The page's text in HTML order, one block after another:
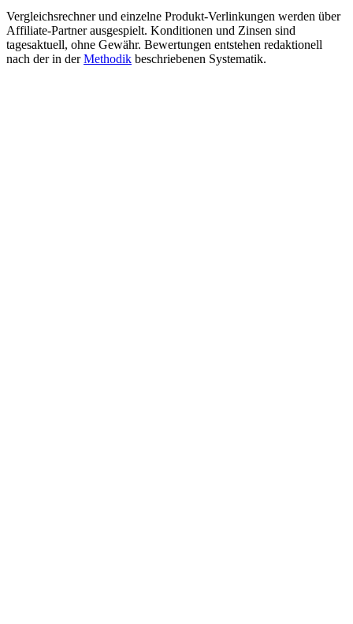
Vergleichsrechner und einzelne Produkt-Verlinkungen werden über
Affiliate-Partner ausgespielt. Konditionen und Zinsen sind
tagesaktuell, ohne Gewähr. Bewertungen entstehen redaktionell
nach der in derMethodik beschriebenen Systematik.